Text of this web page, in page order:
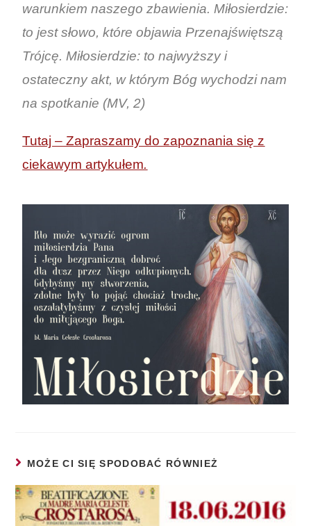
warunkiem naszego zbawienia. Miłosierdzie:
to jest słowo, które objawia Przenajświętszą
Trójcę. Miłosierdzie: to najwyższy i
ostateczny akt, w którym Bóg wychodzi nam
na spotkanie (MV, 2)
Tutaj – Zapraszamy do zapoznania się z
ciekawym artykułem.
MOŻE CI SIĘ SPODOBAĆ RÓWNIEŻ